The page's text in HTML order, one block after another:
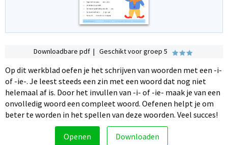
Downloadbare pdf | Geschikt voor groep 5
Op dit werkblad oefen je het schrijven van woorden met een -i-
of -ie-. Je leest steeds een zin met een woord dat nog niet
helemaal af is. Door het invullen van -i- of -ie- maak je van een
onvolledig woord een compleet woord. Oefenen helpt je om
beter te worden in het spellen van deze woorden. Veel succes!
Openen Downloaden